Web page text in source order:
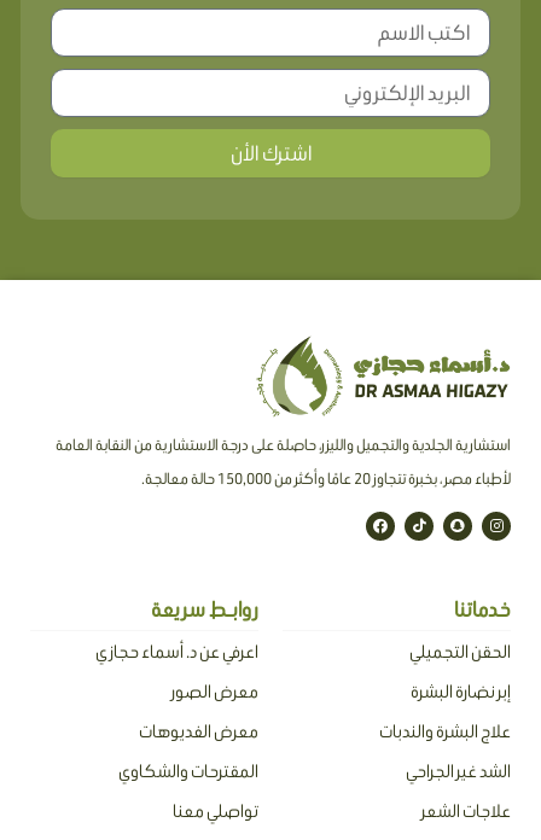
اشترك الأن
استشارية الجلدية والتجميل والليزر، حاصلة على درجة الاستشارية من النقابة العامة
لأطباء مصر ، بخبرة تتجاوز 20 عامًا وأكثر من 150,000 حالة معالجة.
I
n
s
a
S
n
a
a
t
T
i
k
F
a
c
خدماتنا
الحقن التجميلي
إبر نضارة البشرة
علاج البشرة والندبات
الشد غير الجراحي
علاجات الشعر
روابـط سريعة
اعرفي عن د. أسماء حجازي
معرض الصور
معرض الفديوهات
المقترحات والشكاوي
تواصلي معنا